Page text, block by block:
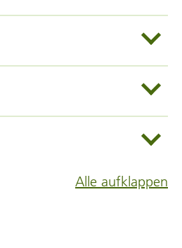
Alle aufklappen